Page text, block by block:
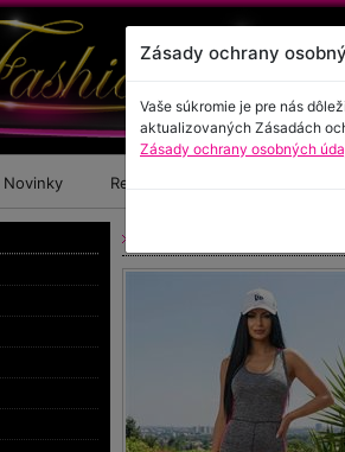
Novinky Referencie
Zásady ochrany
Vaše súkromie je pre nás
aktualizovaných Zásadách
Zásady ochrany osobných